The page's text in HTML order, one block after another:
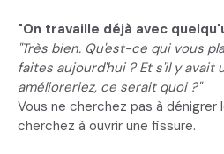
"On travaille déjà avec
"Très bien. Qu'est-ce qui vous
faites aujourd'hui ? Et s'il y avait
amélioreriez, ce serait quoi ?"
Vous ne cherchez pas à dénigrer
cherchez à ouvrir une fissure.